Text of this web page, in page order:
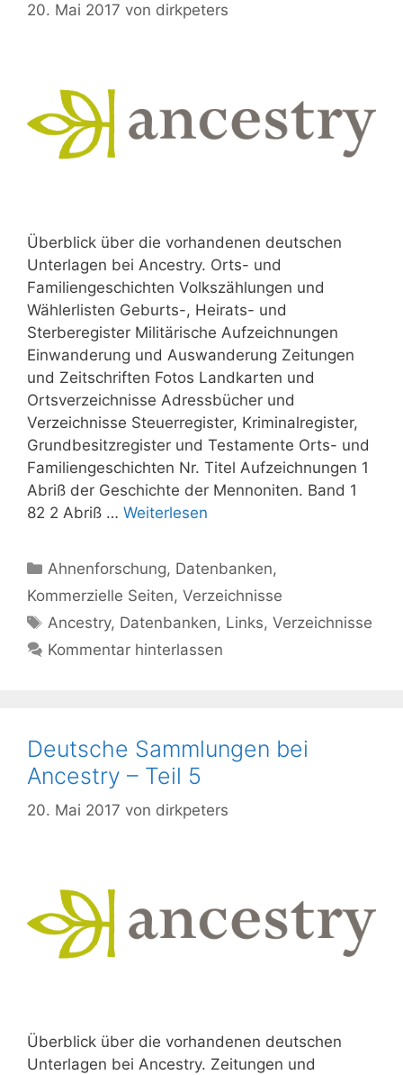
20. Mai 2017 von dirkpeters
Überblick über die vorhandenen deutschen
Unterlagen bei Ancestry. Orts- und
Familiengeschichten Volkszählungen und
Wählerlisten Geburts-, Heirats- und
Sterberegister Militärische Aufzeichnungen
Einwanderung und Auswanderung Zeitungen
und Zeitschriften Fotos Landkarten und
Ortsverzeichnisse Adressbücher und
Verzeichnisse Steuerregister, Kriminalregister,
Grundbesitzregister und Testamente Orts- und
Familiengeschichten Nr. Titel Aufzeichnungen 1
Abriß der Geschichte der Mennoniten. Band 1
82 2 Abriß … Weiterlesen
Kategorien
Ahnenforschung, Datenbanken,
Kommerzielle Seiten, Verzeichnisse
Schlagwörter
Ancestry, Datenbanken, Links,Verzeichnisse
Kommentar hinterlassen
Deutsche Sammlungen bei
Ancestry – Teil 5
20. Mai 2017 von dirkpeters
Überblick über die vorhandenen deutschen
Unterlagen bei Ancestry. Zeitungen und